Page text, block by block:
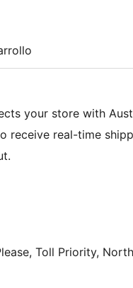
your store with
receive real-time
Toll Priority,